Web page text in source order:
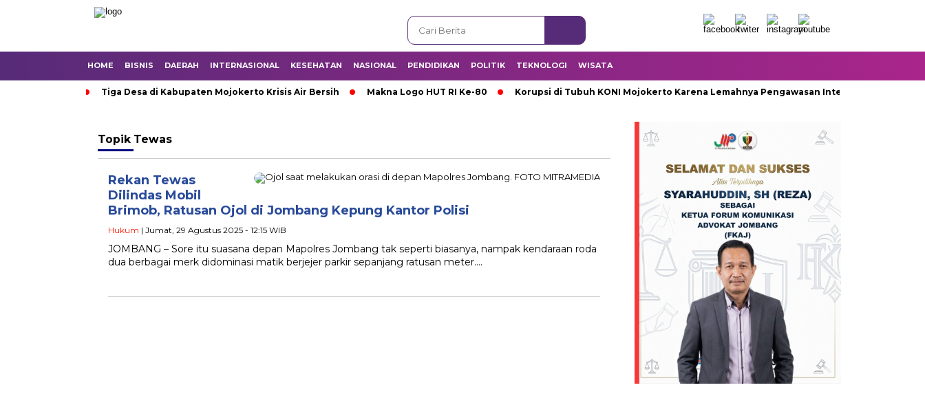
HOME BISNIS DAERAH INTERNASIONAL KESEHATAN NASIONAL PENDIDIKAN POLITIK TEKNOLOGI WISATA
Tiga Desa di Kabupaten Mojokerto Krisis Air Bersih Makna Logo HUT RI Ke-80 Korupsi di Tubuh KONI Mojokerto Karena Lemahnya Pengawasan Internal
Topik Tewas
Rekan Tewas
Dilindas Mobil
Brimob, Ratusan Ojol di Jombang Kepung Kantor Polisi
Hukum | Jumat, 29 Agustus 2025 - 12:15 WIB
JOMBANG – Sore itu suasana depan Mapolres Jombang tak seperti biasanya, nampak kendaraan roda
dua berbagai merk didominasi matik berjejer parkir sepanjang ratusan meter….